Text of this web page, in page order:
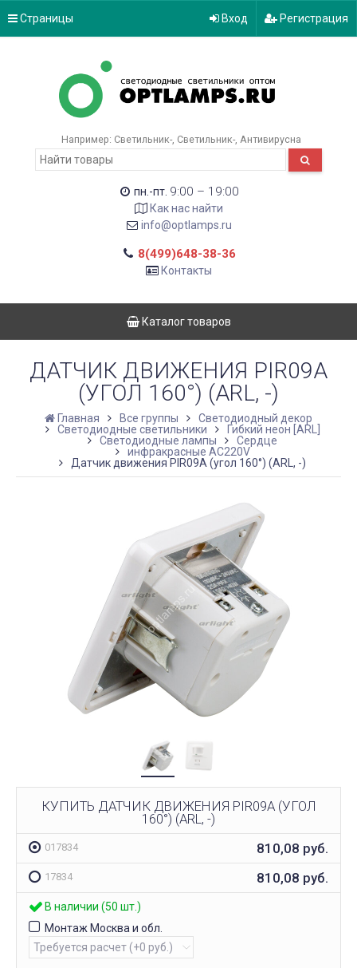
Страницы Вход Регистрация
Например: Светильник- Светильник- Антивирусна
пн.-пт. 9:00 – 19:00
Как нас найти
info@optlamps.ru
8(499)648-38-36
Контакты
Каталог товаров
ДАТЧИК ДВИЖЕНИЯ PIR09A
(УГОЛ 160°) (ARL, -)
Главная Все группы
Светодиодный декор
Светодиодные светильники
Гибкий неон [ARL]
Светодиодные лампы
Сердце
инфракрасные AC220V
Датчик движения PIR09A (угол 160°) (ARL, -)
КУПИТЬ ДАТЧИК ДВИЖЕНИЯ PIR09A (УГОЛ
160°) (ARL, -)
017834 810,08 руб.
17834 810,08 руб.
В наличии (50 шт.)
Монтаж Москва и обл.